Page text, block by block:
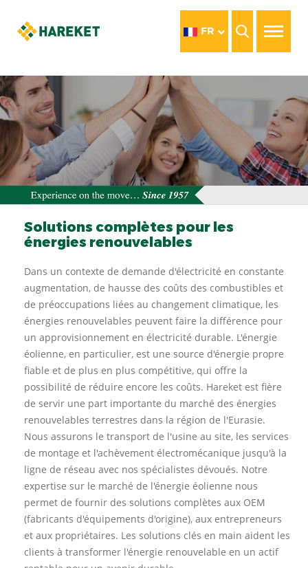
FR
Solutions complètes pour les
énergies renouvelables
Dans un contexte de demande d'électricité en constante
augmentation, de hausse des coûts des combustibles et
de préoccupations liées au changement climatique, les
énergies renouvelables peuvent faire la différence pour
un approvisionnement en électricité durable. L'énergie
éolienne, en particulier, est une source d'énergie propre
fiable et de plus en plus compétitive, qui offre la
possibilité de réduire encore les coûts. Hareket est fière
de servir une part importante du marché des énergies
renouvelables terrestres dans la région de l'Eurasie.
Nous assurons le transport de l'usine au site, les services
de montage et l'achèvement électromécanique jusqu'à la
ligne de réseau avec nos spécialistes dévoués. Notre
expertise sur le marché de l'énergie éolienne nous
permet de fournir des solutions complètes aux OEM
(fabricants d'équipements d'origine), aux entrepreneurs
et aux propriétaires. Les solutions clés en main aident les
clients à transformer l'énergie renouvelable en un actif